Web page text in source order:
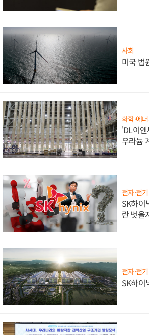
사회
미국 법
화학·에
'DL이
우라늄
전자·전
SK하이
란 벗을
전자·전
SK하이